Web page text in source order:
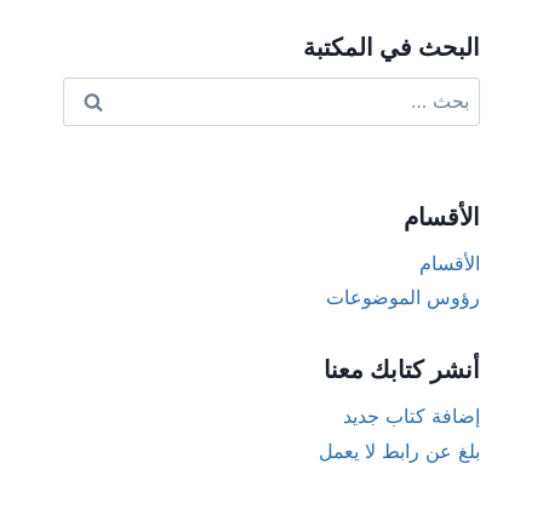
البحث في المكتبة
عن:
الأقسام
الأقسام
رؤوس الموضوعات
أنشر كتابك معنا
إضافة كتاب جديد
بلغ عن رابط لا يعمل